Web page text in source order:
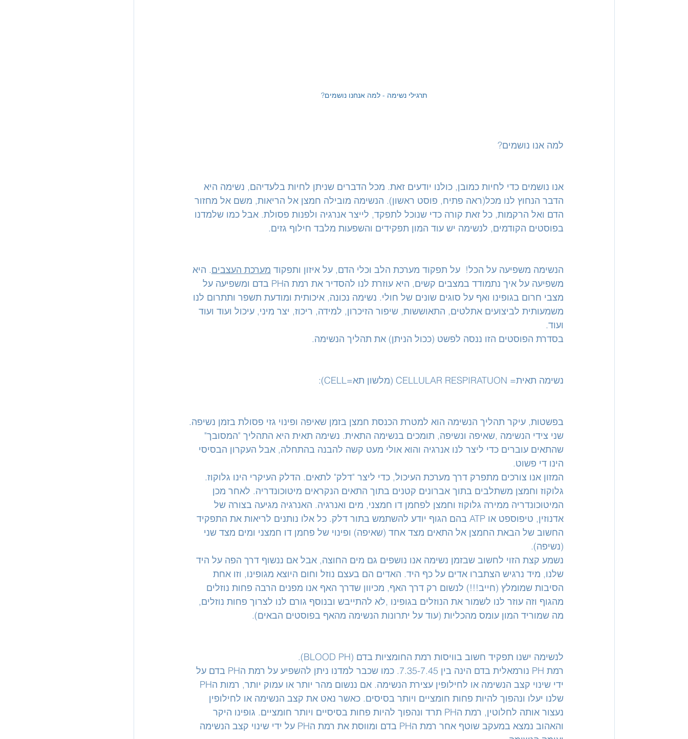
תרגילי נשימה - למה אנחנו נושמים?
למה אנו נושמים?
אנו נושמים כדי לחיות כמובן, כולנו יודעים זאת. מכל הדברים שניתן לחיות בלעדיהם, נשימה היא
הדבר הנחוץ לנו מכל(ראה פתיח, פוסט ראשון). הנשימה מובילה חמצן אל הריאות, משם אל מחזור
הדם ואל הרקמות, כל זאת קורה כדי שנוכל לתפקד, לייצר אנרגיה ולפנות פסולת. אבל כמו שלמדנו
בפוסטים הקודמים, לנשימה יש עוד המון תפקידים והשפעות מלבד חילוף גזים.
הנשימה משפיעה על הכל!  על תפקוד מערכת הלב וכלי הדם, על איזון ותפקוד מערכת העצבים. היא
משפיעה על איך נתמודד במצבים קשים, היא עוזרת לנו להסדיר את רמת הPH בדם ומשפיעה על
מצבי חרום בגופינו ואף על סוגים שונים של חולי. נשימה נכונה, איכותית ומודעת תשפר ותתרום לנו
משמעותית לביצועים אתלטים, התאוששות, שיפור הזיכרון, למידה, ריכוז, יצר מיני, עיכול ועוד ועוד
ועוד.
בסדרת הפוסטים הזו ננסה לפשט (ככול הניתן) את תהליך הנשימה.
נשימה תאית= CELLULAR RESPIRATUON (מלשון תא=CELL):
בפשטות, עיקר תהליך הנשימה הוא למטרת הכנסת חמצן בזמן שאיפה ופינוי גזי פסולת בזמן נשיפה.
שני צידי הנשימה ,שאיפה ונשיפה, תומכים בנשימה התאית. נשימה תאית היא התהליך "המסובך"
שהתאים עוברים כדי ליצר לנו אנרגיה והוא אולי מעט קשה להבנה בהתחלה, אבל העקרון הבסיסי
הינו די פשוט.
המזון אנו צורכים מתפרק דרך מערכת העיכול, כדי ליצר "דלק" לתאים. הדלק העיקרי הינו גלוקוז.
גלוקוז וחמצן משתלבים בתוך אברונים קטנים בתוך התאים הנקראים מיטוכונדריה. לאחר מכן
המיטוכונדריה ממירה גלוקוז וחמצן לפחמן דו חמצני, מים ואנרגיה. האנרגיה מגיעה בצורה של
אדנוזין, טיפוספט או ATP בהם הגוף יודע להשתמש בתור דלק. כל אלו נותנים לריאות את התפקיד
החשוב של הבאת החמצן אל התאים מצד אחד (שאיפה) ופינוי של פחמן דו חמצני ומים מצד שני
(נשיפה).
נשמע קצת הזוי לחשוב שבזמן נשימה אנו נושפים גם מים החוצה, אבל אם ננשוף דרך הפה על היד
שלנו, מיד נרגיש הצתברו אדים על כף היד. האדים הם בעצם נוזל וחום היוצא מגופינו, וזו אחת
הסיבות שמומלץ (חייב!!!) לנשום רק דרך האף, מכיוון שדרך האף אנו מפנים הרבה פחות נוזלים
מהגוף וזה עוזר לנו לשמור את הנוזלים בגופינו ,לא להתייבש ובנוסף גורם לנו לצרוך פחות נוזלים,
מה שמוריד המון עומס מהכליות (עוד על יתרונות הנשימה מהאף בפוסטים הבאים).
לנשימה ישנו תפקיד חשוב בוויסות רמת החומציות בדם (BLOOD PH).
רמת PH נורמאלית בדם הינה בין 7.35-7.45. כמו שכבר למדנו ניתן להשפיע על רמת הPH בדם על
שלנו יעלו ונהפוך להיות פחות חומציים ויותר בסיסים. כאשר נאט את קצב הנשימה או לחילופין
נעצור אותה לחלוטין, רמת הPH תרד ונהפוך להיות פחות בסיסיים ויותר חומציים. גופינו היקר
והאהוב נמצא במעקב שוטף אחר רמת הPH בדם ומווסת את רמת הPH על ידי שינוי קצב הנשימה